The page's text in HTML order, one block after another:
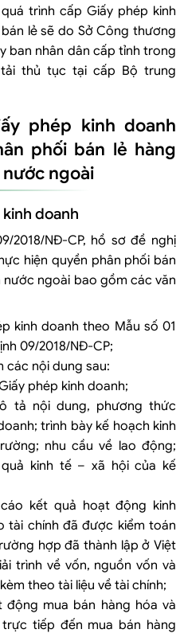
trình cấp Giấy phép kinh
lẻ sẽ do Sở Công thương
ban nhân dân cấp tỉnh trong
thủ tục tại cấp Bộ trung
phép kinh doanh
phối bán lẻ hàng
ngoài
doanh
2018/NĐ-CP, hồ sơ đề nghị
hiện quyền phân phối bán
ngoài bao gồm các văn
kinh doanh theo Mẫu số 01
09/2018/NĐ-CP;
các nội dung sau:
phép kinh doanh;
tả nội dung, phương thức
trình bày kế hoạch kinh
nhu cầu về lao động;
kinh tế – xã hội của kế
kết quả hoạt động kinh
tài chính đã được kiểm toán
hợp đã thành lập ở Việt
trình về vốn, nguồn vốn và
theo tài liệu về tài chính;
động mua bán hàng hóa và
tiếp đến mua bán hàng